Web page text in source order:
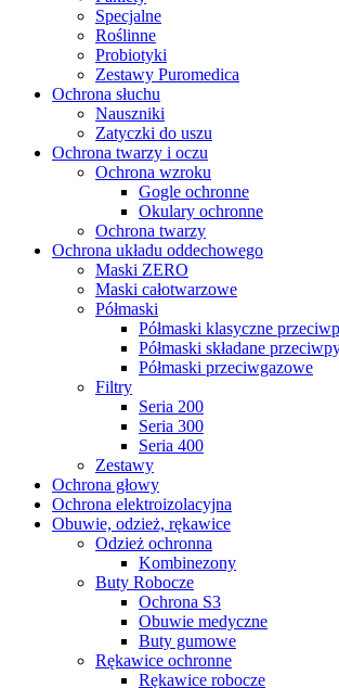
Specjalne
Roślinne
Probiotyki
Zestawy Puromedica
Ochrona słuchu
Nauszniki
Zatyczki do uszu
Ochrona twarzy i oczu
Ochrona wzroku
Gogle ochronne
Okulary ochronne
Ochrona twarzy
Ochrona układu oddechowego
Maski ZERO
Maski całotwarzowe
Półmaski
Półmaski klasyczne
Półmaski składane
Półmaski przeciwgazowe
Filtry
Seria 200
Seria 300
Seria 400
Zestawy
Ochrona głowy
Ochrona elektroizolacyjna
Obuwie, odzież, rękawice
Odzież ochronna
Kombinezony
Buty Robocze
Ochrona S3
Obuwie medyczne
Buty gumowe
Rękawice ochronne
Rękawice robocze